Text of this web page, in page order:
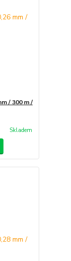
/ 300 m /
Skladem